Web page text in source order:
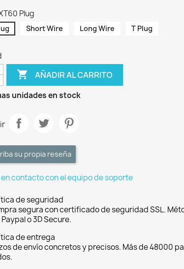
Plug
Short Wire Long Wire T Plug
 AÑADIR AL CARRITO
unidades en stock
su propia reseña
en contacto con el equipo de soporte
de seguridad
segura con certificado de seguridad SSL.
o 3D Secure.
de entrega
de envío concretos y precisos. Más de 48000